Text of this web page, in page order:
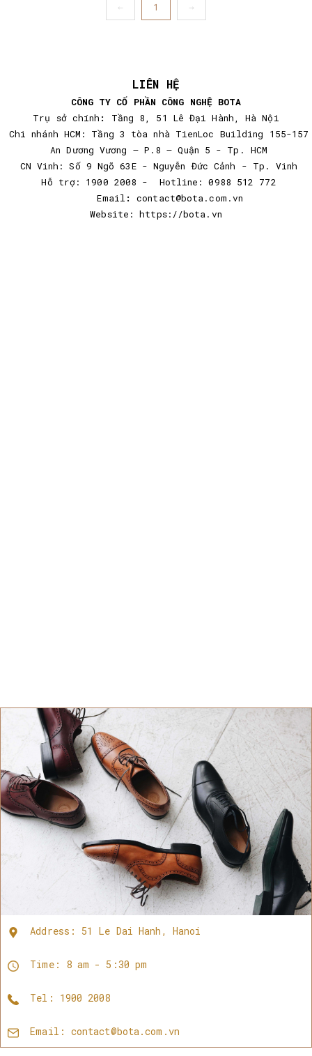
← 1 →
LIÊN HỆ
CÔNG TY CỔ PHẦN CÔNG NGHỆ BOTA
Trụ sở chính :
Tầng 8, 51 Lê Đại Hành, Hà Nội
Chi nhánh HCM: Tầng 3 tòa nhà TienLoc Building 155-157
An Dương Vương – P.8 – Quận 5 - Tp. HCM
CN Vinh: Số 9 Ngõ 63E - Nguyễn Đức Cảnh - Tp. Vinh
Hỗ trợ: 1900 2008 - Hotline: 0988 512 772
Email :
contact@bota.com.vn
Website:https://bota.vn
Address: 51 Le Dai Hanh, Hanoi
Time: 8 am - 5:30 pm
Tel: 1900 2008
Email: contact@bota.com.vn